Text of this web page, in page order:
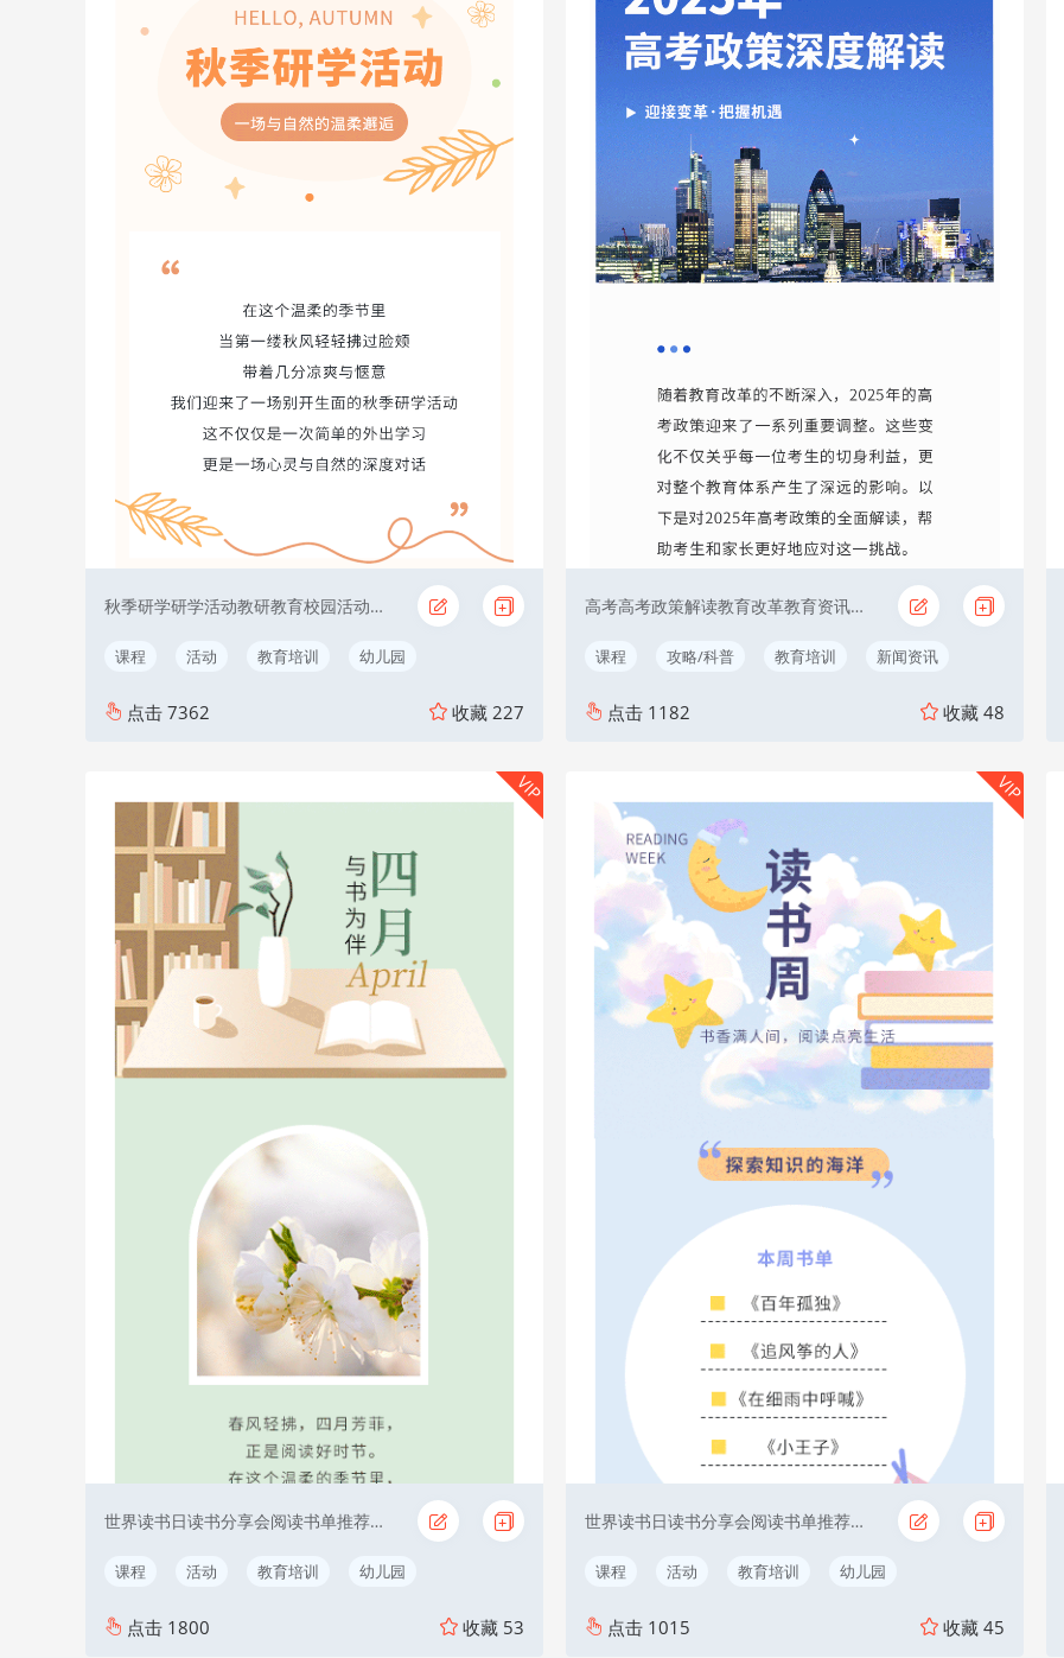
秋季研学研学活动教研教育校园活动黄色
课程 活动 教育培训 幼儿园
点击 7362 收藏 227
高考高考政策解读教育改革教育资讯高中学校
课程 攻略/科普 教育培训 新闻资讯
点击 1182 收藏 48
世界读书日读书分享会阅读书单推荐教育读书月
课程 活动 教育培训 幼儿园
点击 1800 收藏 53
VIP
世界读书日读书分享会阅读书单推荐教育读书月
课程 活动 教育培训 幼儿园
点击 1015 收藏 45
VIP